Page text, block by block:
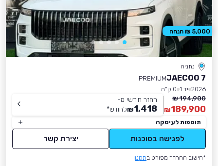
נתניה
JAECOO 7
PREMIUM
2026 יד 1
0 ק״מ
194,900 ₪
189,900
₪
החזר חודשי מ-
1,418
₪לחודש*
תוספות לעיסקה
לפגישה בסוכנות יצירת קשר
*חישוב ההחזר מפורט בתקנון
5,000 ₪ הנחה